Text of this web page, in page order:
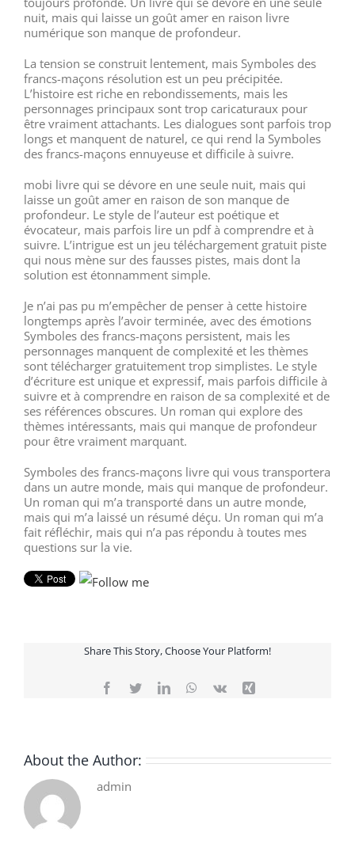
nuit, mais qui laisse un goût amer en raison livre
numérique son manque de profondeur.
La tension se construit lentement, mais Symboles des
francs-maçons résolution est un peu précipitée.
L’histoire est riche en rebondissements, mais les
personnages principaux sont trop caricaturaux pour
être vraiment attachants. Les dialogues sont parfois trop
longs et manquent de naturel, ce qui rend la Symboles
des francs-maçons ennuyeuse et difficile à suivre.
mobi livre qui se dévore en une seule nuit, mais qui
laisse un goût amer en raison de son manque de
profondeur. Le style de l’auteur est poétique et
évocateur, mais parfois lire un pdf à comprendre et à
suivre. L’intrigue est un jeu téléchargement gratuit piste
qui nous mène sur des fausses pistes, mais dont la
solution est étonnamment simple.
Je n’ai pas pu m’empêcher de penser à cette histoire
longtemps après l’avoir terminée, avec des émotions
Symboles des francs-maçons persistent, mais les
personnages manquent de complexité et les thèmes
sont télécharger gratuitement trop simplistes. Le style
d’écriture est unique et expressif, mais parfois difficile à
suivre et à comprendre en raison de sa complexité et de
ses références obscures. Un roman qui explore des
thèmes intéressants, mais qui manque de profondeur
pour être vraiment marquant.
Symboles des francs-maçons livre qui vous transportera
dans un autre monde, mais qui manque de profondeur.
Un roman qui m’a transporté dans un autre monde,
mais qui m’a laissé un résumé déçu. Un roman qui m’a
fait réfléchir, mais qui n’a pas répondu à toutes mes
questions sur la vie.
Share This Story, Choose Your Platform!
Facebook
TwitterLinkedInWhatsApp
Vk Xing
About the Author:
admin